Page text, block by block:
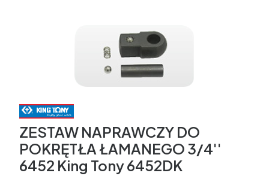
ZESTAW NAPRAWCZY DO
POKRĘTŁA ŁAMANEGO 3/4''
6452 King Tony 6452DK